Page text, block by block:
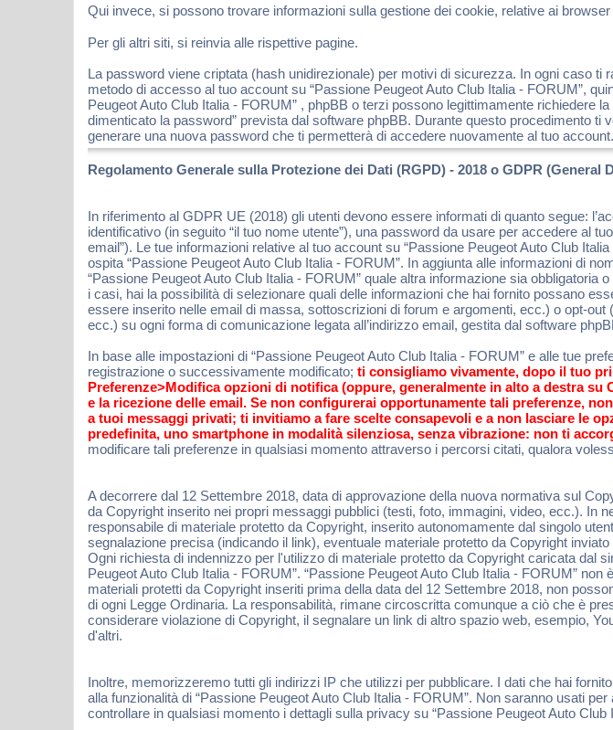
Qui invece, si possono trovare informazioni sulla gestione dei cookie, relative ai browser
Per gli altri siti, si reinvia alle rispettive pagine.
La password viene criptata (hash unidirezionale) per motivi di sicurezza. In ogni caso
metodo di accesso al tuo account su “Passione Peugeot Auto Club Italia - FORUM”,
Peugeot Auto Club Italia - FORUM” , phpBB o terzi possono legittimamente richiedere
dimenticato la password” prevista dal software phpBB. Durante questo procedimento
generare una nuova password che ti permetterà di accedere nuovamente al tuo account.
Regolamento Generale sulla Protezione dei Dati (RGPD) - 2018 o GDPR (General
In riferimento al GDPR UE (2018) gli utenti devono essere informati di quanto segue:
identificativo (in seguito “il tuo nome utente”), una password da usare per accedere al
email”). Le tue informazioni relative al tuo account su “Passione Peugeot Auto Club
ospita “Passione Peugeot Auto Club Italia - FORUM”. In aggiunta alle informazioni di
“Passione Peugeot Auto Club Italia - FORUM” quale altra informazione sia
i casi, hai la possibilità di selezionare quali delle informazioni che hai fornito possano
essere inserito nelle email di massa, sottoscrizioni di forum e argomenti, ecc.) o opt-
ecc.) su ogni forma di comunicazione legata all’indirizzo email, gestita dal software
In base alle impostazioni di “Passione Peugeot Auto Club Italia - FORUM” e alle tue
registrazione o successivamente modificato; ti consigliamo vivamente, dopo il tuo
Preferenze>Modifica opzioni di notifica (oppure, generalmente in alto a destra
e la ricezione delle email. Se non configurerai opportunamente tali preferenze,
a tuoi messaggi privati; ti invitiamo a fare scelte consapevoli e a non lasciare le
predefinita, uno smartphone in modalità silenziosa, senza vibrazione: non ti
modificare tali preferenze in qualsiasi momento attraverso i percorsi citati, qualora
A decorrere dal 12 Settembre 2018, data di approvazione della nuova normativa sul
da Copyright inserito nei propri messaggi pubblici (testi, foto, immagini, video, ecc.). In
responsabile di materiale protetto da Copyright, inserito autonomamente dal singolo
segnalazione precisa (indicando il link), eventuale materiale protetto da Copyright
Ogni richiesta di indennizzo per l'utilizzo di materiale protetto da Copyright caricata dal
Peugeot Auto Club Italia - FORUM”. “Passione Peugeot Auto Club Italia - FORUM”
materiali protetti da Copyright inseriti prima della data del 12 Settembre 2018, non
di ogni Legge Ordinaria. La responsabilità, rimane circoscritta comunque a ciò che è
considerare violazione di Copyright, il segnalare un link di altro spazio web, esempio,
d'altri.
Inoltre, memorizzeremo tutti gli indirizzi IP che utilizzi per pubblicare. I dati che hai
alla funzionalità di “Passione Peugeot Auto Club Italia - FORUM”. Non saranno usati
controllare in qualsiasi momento i dettagli sulla privacy su “Passione Peugeot Auto